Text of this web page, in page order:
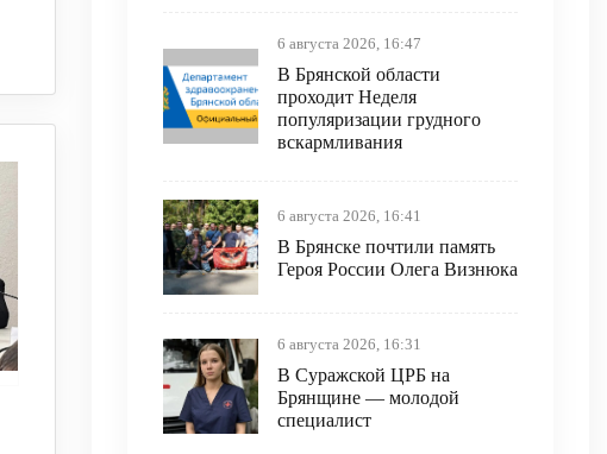
6 августа 2026, 16:47
В Брянской области
проходит Неделя
популяризации грудного
вскармливания
6 августа 2026, 16:41
В Брянске почтили память
Героя России Олега Визнюка
6 августа 2026, 16:31
В Суражской ЦРБ на
Брянщине — молодой
специалист